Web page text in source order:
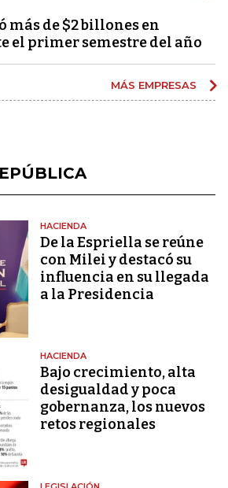
más de $2 billones en
el primer semestre del año
MÁS EMPRESAS
HACIENDA
De la Espriella se reúne
con Milei y destacó su
influencia en su llegada
a la Presidencia
HACIENDA
Bajo crecimiento, alta
desigualdad y poca
gobernanza, los nuevos
retos regionales